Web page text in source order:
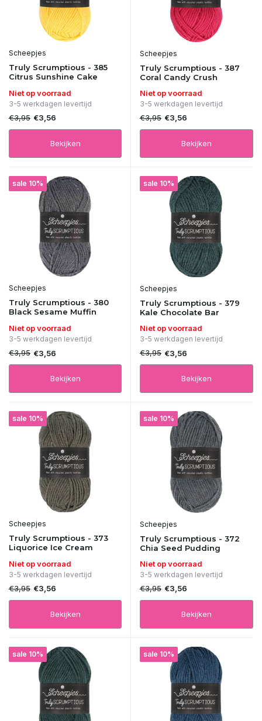
Scheepjes
Truly Scrumptious - 385
Citrus Sunshine Cake
Niet op voorraad
3-5 werkdagen levertijd
€3,95 €3,56
Bekijken
Scheepjes
Truly Scrumptious - 387
Coral Candy Crush
Niet op voorraad
3-5 werkdagen levertijd
€3,95 €3,56
Bekijken
sale 10%
Scheepjes
Truly Scrumptious - 380
Black Sesame Muffin
Niet op voorraad
3-5 werkdagen levertijd
€3,95 €3,56
Bekijken
sale 10%
Scheepjes
Truly Scrumptious - 379
Kale Chocolate Bar
Niet op voorraad
3-5 werkdagen levertijd
€3,95 €3,56
Bekijken
sale 10%
Scheepjes
Truly Scrumptious - 373
Liquorice Ice Cream
Niet op voorraad
3-5 werkdagen levertijd
€3,95 €3,56
Bekijken
sale 10%
Scheepjes
Truly Scrumptious - 372
Chia Seed Pudding
Niet op voorraad
3-5 werkdagen levertijd
€3,95 €3,56
Bekijken
sale 10% sale 10%